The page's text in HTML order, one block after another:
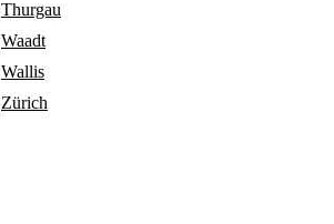
Thurgau
Waadt
Wallis
Zürich